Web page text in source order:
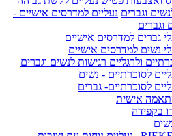
וגברים נעליים למדרסים אישיים -
וגברים
גברים למדרסים אישיים
נשים למדרסים אישיים
ולרגליים רגישות לנשים וגברים
לסוכרתיים - נשים
לסוכרתיים- גברים
אישית
בקפידה